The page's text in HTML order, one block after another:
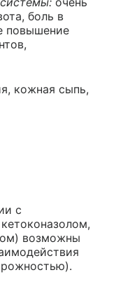
боль в
повышение
кожная сыпь,
с
возможны